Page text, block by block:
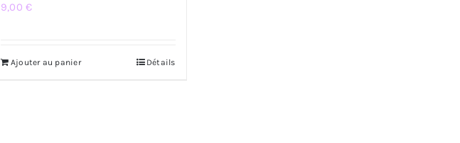
9,00€
Ajouter au panier Détails